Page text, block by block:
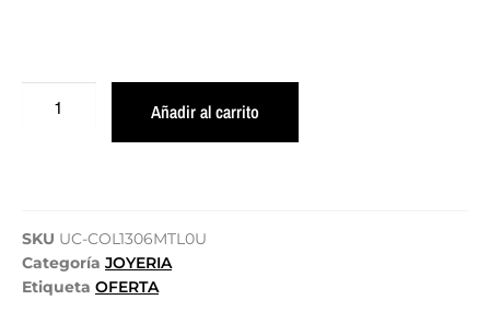
Añadir al carrito
SKU UC-COL1306MTL0U
Categoría JOYERIA
Etiqueta OFERTA